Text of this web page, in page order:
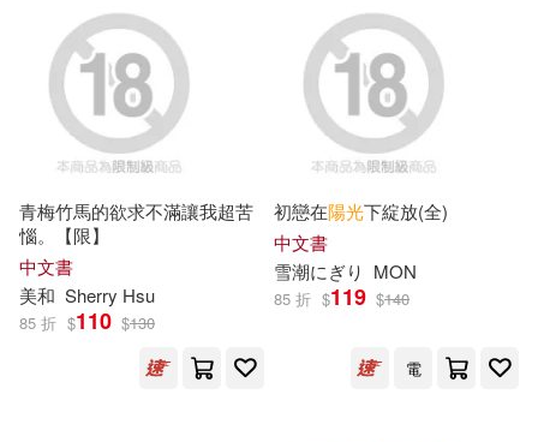
鞋包配件(10956) 票券(130)
寵物生活(1203)
玲廊滿藝(313) 故宮精品(9)
電子書閱讀器(9)
電子書(26562) 有聲書(559)
AIP-ROJECT(352)
（美）馬克·吐溫(337)
長瀬麻美(327)
ビッグモーカル(320)
SS-Paradise nude(318)
h.m.p(293)
清華大學出版社(3077)
MTEX(2600)
科學出版社(2393)
北京大學出版社(2213)
可海外宅配(209483)
可港澳店取(199316)
可新加坡店取(198083)
可菲律賓店取(199690)
青梅竹馬的欲求不滿讓我超苦
惱。【限】
中文書
美和 Sherry Hsu
85 折 $110 $130
初戀在陽光下綻放(全)
中文書
雪潮にぎり MON
85 折 $119 $140
電